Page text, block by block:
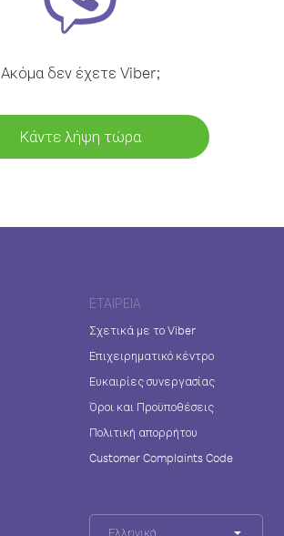
Ακόμα δεν έχετε Viber;
Κάντε λήψη τώρα
ΕΤΑΙΡΕΊΑ
Σχετικά με το Viber
Επιχειρηματικό κέντρο
Ευκαιρίες συνεργασίας
Όροι και Προϋποθέσεις
Πολιτική απορρήτου
Customer Complaints Code
Ελληνικά